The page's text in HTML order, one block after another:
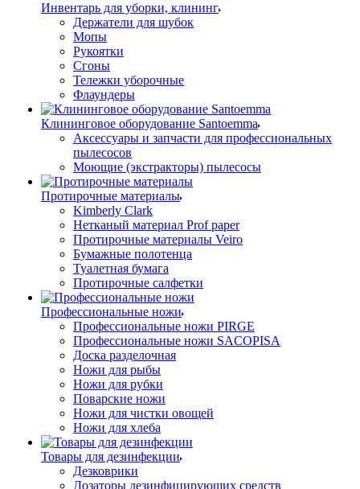
Инвентарь для уборки, клининг
Держатели для шубок
Мопы
Рукоятки
Сгоны
Тележки уборочные
Флаундеры
Клининговое оборудование Santoemma
Аксессуары и запчасти для профессиональных
пылесосов
Моющие (экстракторы) пылесосы
Протирочные материалы
Kimberly Clark
Нетканый материал Prof paper
Протирочные материалы Veiro
Бумажные полотенца
Туалетная бумага
Протирочные салфетки
Профессиональные ножи
Профессиональные ножи PIRGE
Профессиональные ножи SACOPISA
Доска разделочная
Ножи для рыбы
Ножи для рубки
Поварские ножи
Ножи для чистки овощей
Ножи для хлеба
Товары для дезинфекции
Дезковрики
Дозаторы дезинфицирующих средств